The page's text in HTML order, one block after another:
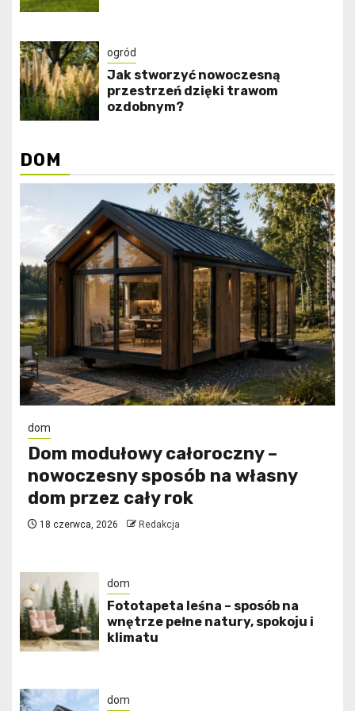
ogród
Jak stworzyć nowoczesną
przestrzeń dzięki trawom
ozdobnym?
DOM
dom
Dom modułowy całoroczny –
nowoczesny sposób na własny
dom przez cały rok
18 czerwca, 2026 Redakcja
dom
​Fototapeta leśna – sposób na
wnętrze pełne natury, spokoju i
klimatu
dom